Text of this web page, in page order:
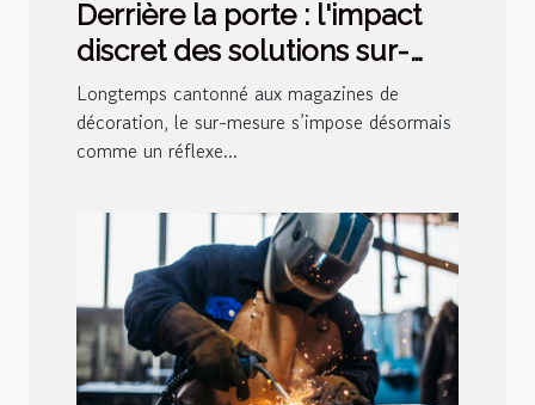
Derrière la porte : l'impact
discret des solutions sur-
mesure pour la maison
moderne
Longtemps cantonné aux magazines de
décoration, le sur-mesure s’impose désormais
comme un réflexe...